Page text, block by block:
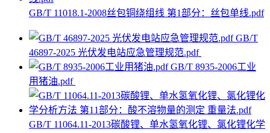
GB/T 11018.1-2008丝包铜绕组线 第1部分：丝包单线.pdf
GB/T
46897-2025 光伏发电站应急管理规范.pdf
GB/T 8935-2006工业
用猪油.pdf
GB/T 11064.11-2013碳酸锂、单水氢氧化锂、氯化锂化学